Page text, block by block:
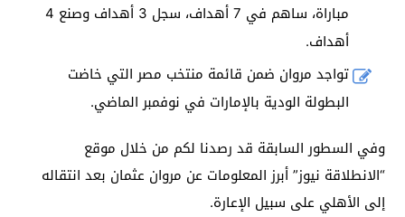
مباراة، ساهم في 7 أهداف، سجل 3 أهداف وصنع 4
أهداف.
تواجد مروان ضمن قائمة منتخب مصر التي خاضت
البطولة الودية بالإمارات في نوفمبر الماضي.
وفي السطور السابقة قد رصدنا لكم من خلال موقع
“الانطلاقة نيوز” أبرز المعلومات عن مروان عثمان بعد انتقاله
إلى الأهلي على سبيل الإعارة.